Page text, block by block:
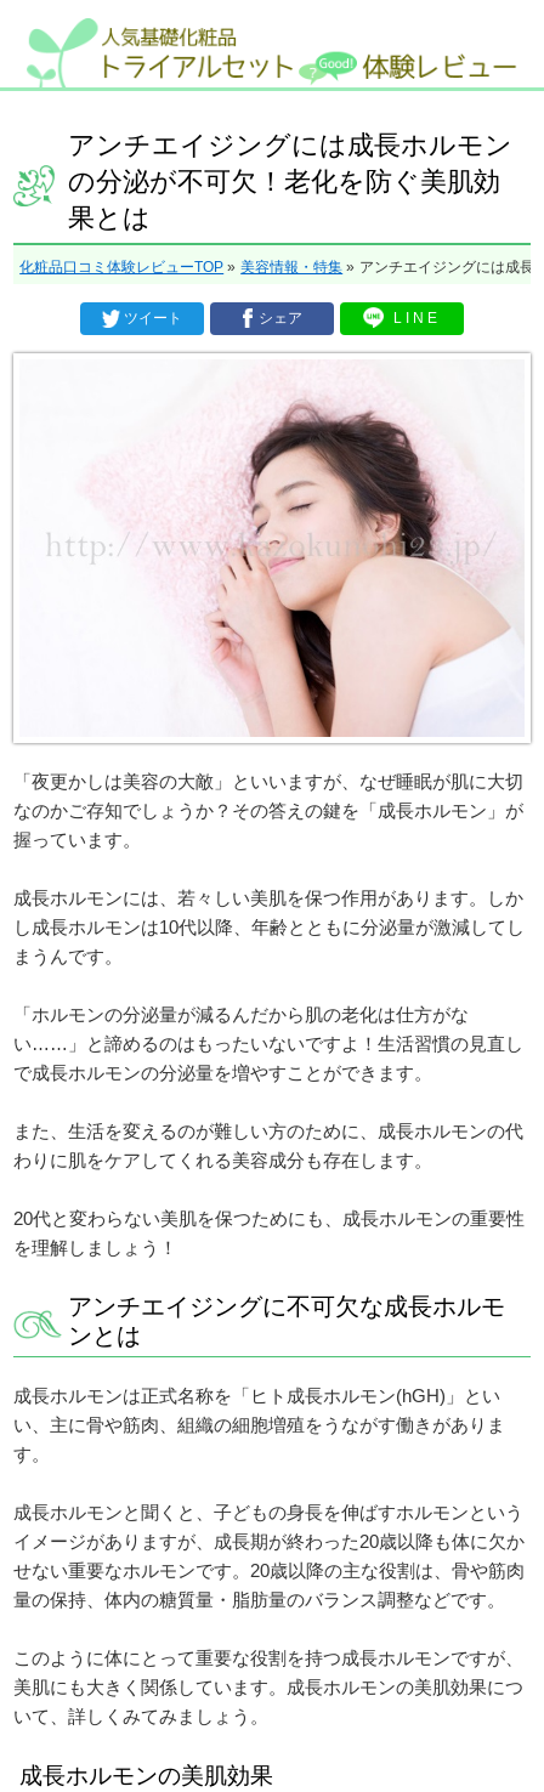
アンチエイジングには成長ホルモン
の分泌が不可欠！老化を防ぐ美肌効
果とは
化粧品口コミ体験レビューTOP » 美容情報・特集 » アンチエイジングには成長
ツイート シェア LINE
「夜更かしは美容の大敵」といいますが、なぜ睡眠が肌に大切
なのかご存知でしょうか？その答えの鍵を「成長ホルモン」が
握っています。
成長ホルモンには、若々しい美肌を保つ作用があります。しか
し成長ホルモンは10代以降、年齢とともに分泌量が激減してし
まうんです。
「ホルモンの分泌量が減るんだから肌の老化は仕方がな
い……」と諦めるのはもったいないですよ！生活習慣の見直し
で成長ホルモンの分泌量を増やすことができます。
また、生活を変えるのが難しい方のために、成長ホルモンの代
わりに肌をケアしてくれる美容成分も存在します。
20代と変わらない美肌を保つためにも、成長ホルモンの重要性
を理解しましょう！
アンチエイジングに不可欠な成長ホルモ
ンとは
成長ホルモンは正式名称を「ヒト成長ホルモン(hGH)」とい
い、主に骨や筋肉、組織の細胞増殖をうながす働きがありま
す。
成長ホルモンと聞くと、子どもの身長を伸ばすホルモンという
イメージがありますが、成長期が終わった20歳以降も体に欠か
せない重要なホルモンです。20歳以降の主な役割は、骨や筋肉
量の保持、体内の糖質量・脂肪量のバランス調整などです。
このように体にとって重要な役割を持つ成長ホルモンですが、
美肌にも大きく関係しています。成長ホルモンの美肌効果につ
いて、詳しくみてみましょう。
成長ホルモンの美肌効果